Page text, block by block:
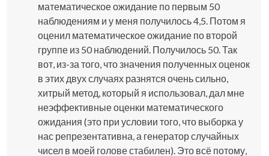
математическое ожидание по первым 50
наблюдениям и у меня получилось 4,5. Потом я
оценил математическое ожидание по второй
группе из 50 наблюдений. Получилось 50. Так
вот, из-за того, что значения полученных оценок
в этих двух случаях разнятся очень сильно,
хитрый метод, который я использовал, дал мне
неэффективные оценки математического
ожидания (это при условии того, что выборка у
нас репрезентативна, а генератор случайных
чисел в моей голове стабилен). Это всё потому,